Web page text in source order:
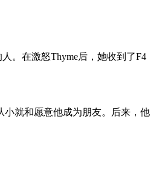
。在激怒Thyme后，她收到了F4
小就和愿意他成为朋友。后来，他